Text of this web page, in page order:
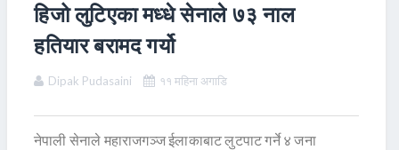
हिजो लुटिएका मध्धे सेनाले ७३ नाल
हतियार बरामद गर्यो
Dipak Pudasaini ११ महिना अगाडि
नेपाली सेनाले महाराजगञ्‍ज ईलाकाबाट लुटपाट गर्ने ४ जना